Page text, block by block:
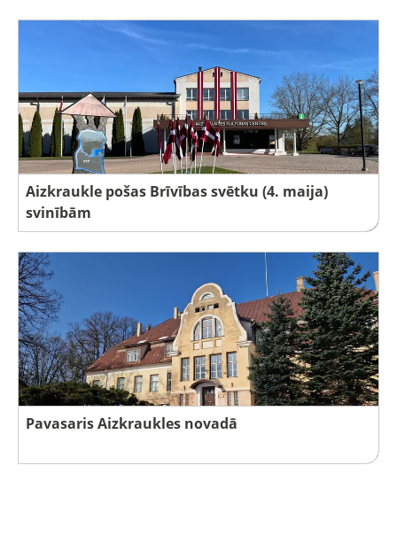
Aizkraukle pošas Brīvības svētku (4. maija)
svinībām
Pavasaris Aizkraukles novadā